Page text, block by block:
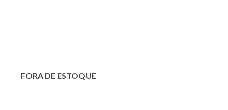
FORA DE ESTOQUE